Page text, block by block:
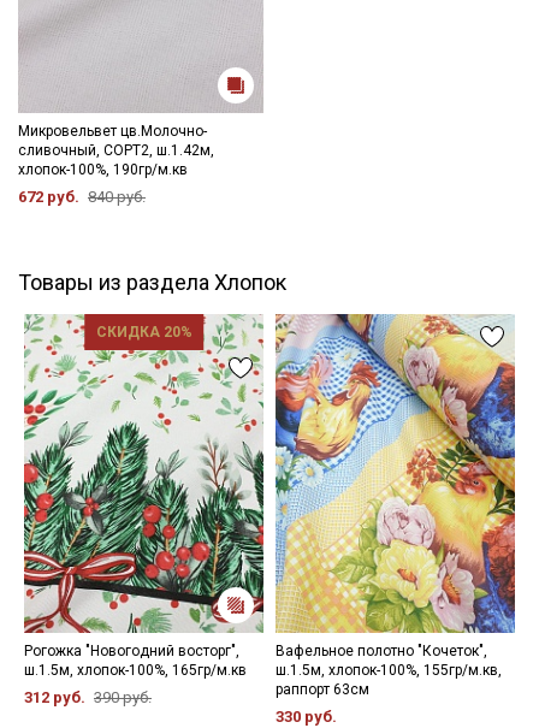
Микровельвет цв.Молочно-
сливочный, СОРТ2, ш.1.42м,
хлопок-100%, 190гр/м.кв
672 руб. 840 руб.
Товары из раздела Хлопок
СКИДКА 20%
Рогожка "Новогодний восторг",
ш.1.5м, хлопок-100%, 165гр/м.кв
312 руб. 390 руб.
Вафельное полотно "Кочеток",
ш.1.5м, хлопок-100%, 155гр/м.кв,
раппорт 63см
330 руб.